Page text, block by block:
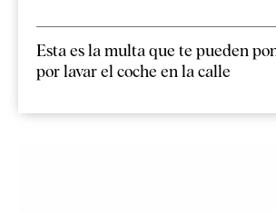
Esta es la multa que te pueden
por lavar el coche en la calle